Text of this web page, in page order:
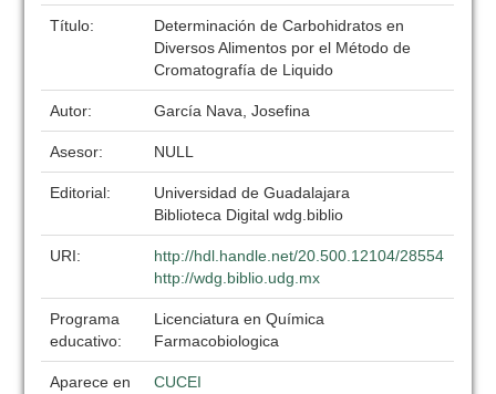
Título:
Determinación de Carbohidratos en
Diversos Alimentos por el Método de
Cromatografía de Liquido
Autor: García Nava, Josefina
Asesor: NULL
Editorial:
Universidad de Guadalajara
Biblioteca Digital wdg.biblio
URI:
http://hdl.handle.net/20.500.12104/28554
http://wdg.biblio.udg.mx
Programa
educativo:
Licenciatura en Química
Farmacobiologica
Aparece en
CUCEI